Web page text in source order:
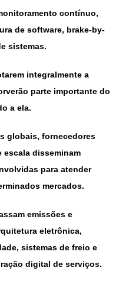
contínuo,
de software, brake-by-
sistemas.
integralmente a
parte importante do
a ela.
globais, fornecedores
escala disseminam
para atender
mercados.
emissões e
eletrônica,
sistemas de freio e
digital de serviços.